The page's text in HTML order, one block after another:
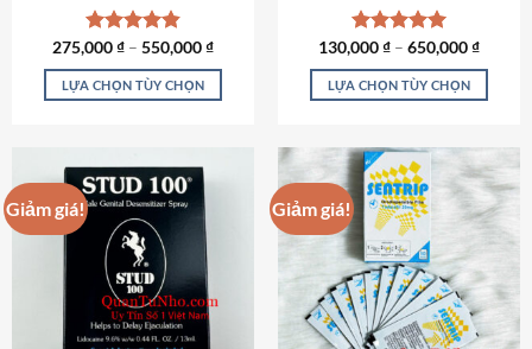
sản
phẩm
sản
phẩm
Được xếp
hạng4.87
5 sao
275,000₫ – 550,000₫
LỰA CHỌN TÙY CHỌN
có
nhiều
biến
thể.
Các
tùy
chọn
Được xếp
hạng5.00
5 sao
130,000₫ – 650,000₫
LỰA CHỌN TÙY CHỌN
này
có
nhiều
biến
thể.
Các
tùy
chọn
Giảm giá! Giảm giá!